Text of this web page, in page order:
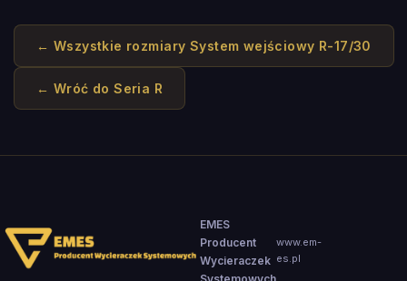
← Wszystkie rozmiary System wejściowy R-17/30
← Wróć doSeria R
EMES
Producent
Wycieraczek
www.em-
es.pl